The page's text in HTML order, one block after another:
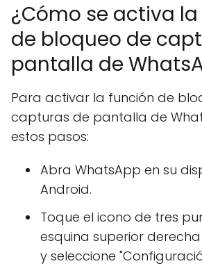
¿Cómo se activa
de bloqueo de
pantalla de
Para activar la función de
capturas de pantalla de
estos pasos:
Abra WhatsApp en su
Android.
Toque el icono de tres
esquina superior
y seleccione